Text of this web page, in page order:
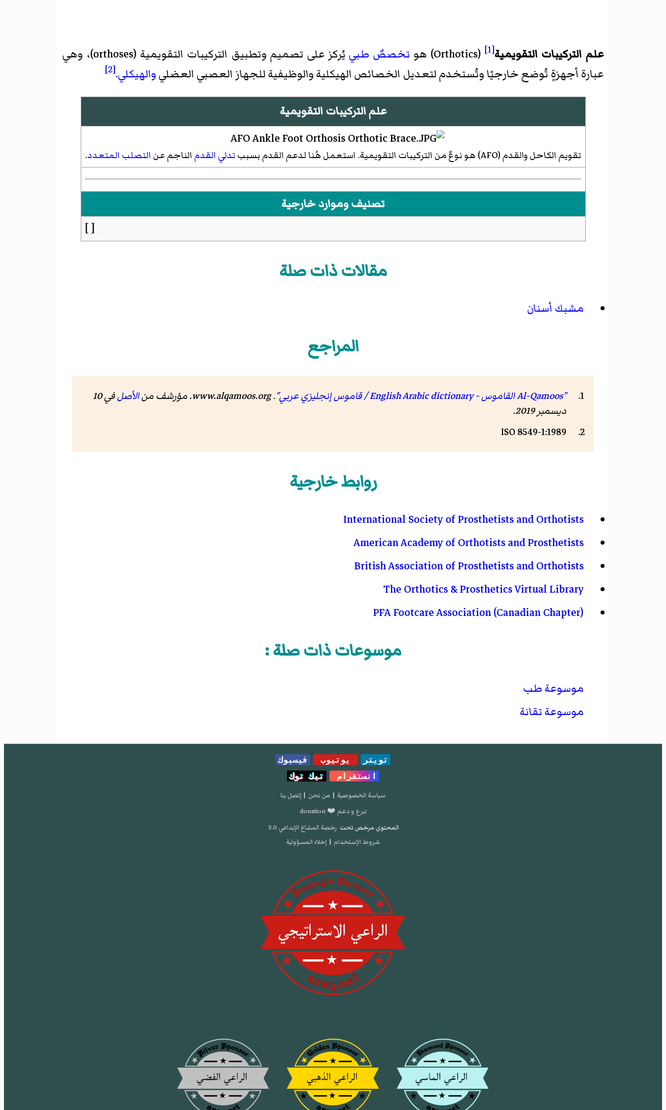
علم التركيبات التقويمية[1]
(
Orthotics)‏ هو تخصصٌ طبي
يُركز على تصميم وتطبيق التركيبات التقويمية (orthoses)، وهي
عبارة أجهزةٍ تُوضع خارجيًا وتُستخدم لتعديل الخصائص الهيكلية والوظيفية للجهاز العصبي العضليوالهيكلي.
[2]
علم التركيبات التقويمية
تقويم الكاحل والقدم (AFO) هو نوعٌ من التركيبات التقويمية. استعمل هُنا لدعم القدم بسبب تدلي القدمالناجم عنالتصلب المتعدد.
تصنيف وموارد خارجية
[ ]
مقالات ذات صلة
مشبك أسنان
المراجع
"Al-Qamoos القاموس - English Arabic dictionary / قاموس إنجليزي عربي" .
www.alqamoos.org. مؤرشف منالأصل
في 10
ديسمبر 2019
.
ISO 8549-1:1989
روابط خارجية
International Society of Prosthetists and Orthotists
American Academy of Orthotists and Prosthetists
British Association of Prosthetists and Orthotists
The Orthotics & Prosthetics Virtual Library
PFA Footcare Association (Canadian Chapter)
موسوعات ذات صلة :
موسوعة طب
موسوعة تقانة
تويتر يوتيوب
فيسبوك
انستقرام
تيك توك
سياسة الخصوصية | من نحن | إتصل بنا
تبرع و دعم ❤️ donation
المحتوى مرخص تحت رخصة المشاع الإبداعي 3.0
شروط الإستخدام | إخلاء المسؤولية